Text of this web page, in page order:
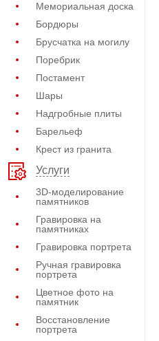
Мемориальная доска
Бордюры
Брусчатка на могилу
Поребрик
Постамент
Шары
Надгробные плиты
Барельеф
Крест из гранита
Услуги
3D-моделирование
памятников
Гравировка на
памятниках
Гравировка портрета
Ручная гравировка
портрета
Цветное фото на
памятник
Восстановление
портрета